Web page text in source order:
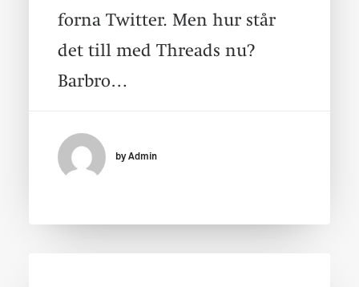
forna Twitter. Men hur står
det till med Threads nu?
Barbro…
by Admin